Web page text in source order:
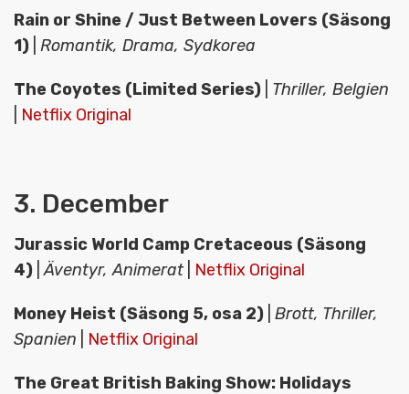
Rain or Shine / Just Between Lovers (Säsong
1) Romantik, Drama, Sydkorea
The Coyotes (Limited Series) Thriller, Belgien
Netflix Original
3. December
Jurassic World Camp Cretaceous (Säsong
4) |Äventyr, Animerat Netflix Original
Money Heist (Säsong 5, osa 2) Brott, Thriller,
Spanien
Netflix Original
The Great British Baking Show: Holidays